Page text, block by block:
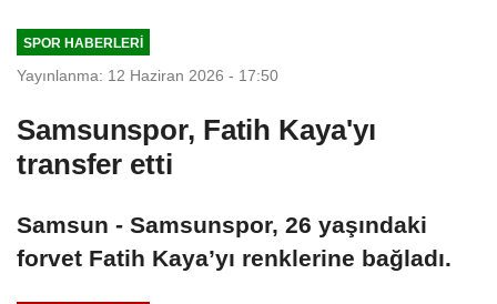
SPOR HABERLERI
Yayınlanma: 12 Haziran 2026 - 17:50
Samsunspor, Fatih Kaya'yı
transfer etti
Samsun - Samsunspor, 26 yaşındaki
forvet Fatih Kaya’yı renklerine bağladı.